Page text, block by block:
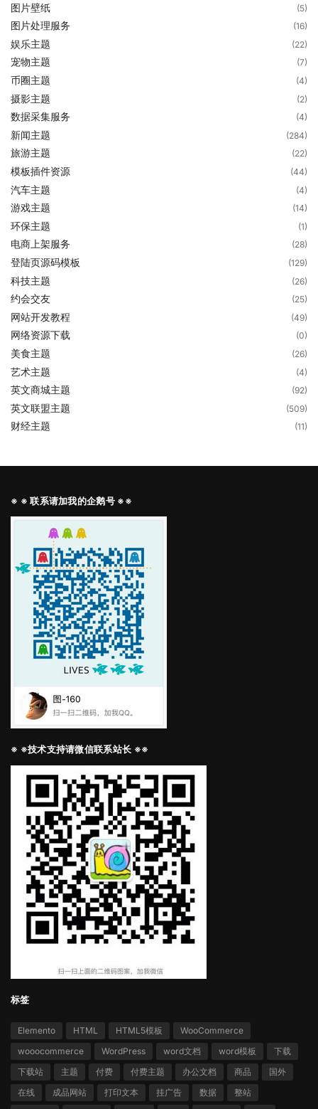
图片壁纸 (5)
图片处理服务 (16)
娱乐主题 (22)
宠物主题 (7)
币圈主题 (4)
摄影主题 (2)
数据采集服务 (4)
新闻主题 (284)
旅游主题 (22)
模板插件资源 (44)
汽车主题 (4)
游戏主题 (14)
环保主题 (1)
电商上架服务 (28)
登陆页源码模板 (129)
科技主题 (26)
约会交友 (25)
网站开发教程 (49)
网络资源下载 (0)
美食主题 (26)
艺术主题 (4)
英文商城主题 (92)
英文联盟主题 (509)
财经主题 (11)
※ ※ 联系请加我的企鹅号 ※※
※ ※技术支持请微信联系站长 ※※
标签
Elemento HTML HTML5模板
WooCommerce
wooocommerce
WordPress word文档 word模板
下载
下载站
主题 付费 付费主题 办公文档 商品
国外
在线
成品网站 打印文本 挂广告 数据
整站